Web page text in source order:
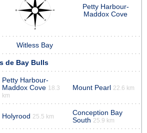
Petty Harbour-
Maddox Cove
Witless Bay
de Bay Bulls
Petty Harbour-
Maddox Cove 18.3
km
Mount Pearl 22.6 km
Holyrood 25.5 km
Conception Bay
South 25.9 km